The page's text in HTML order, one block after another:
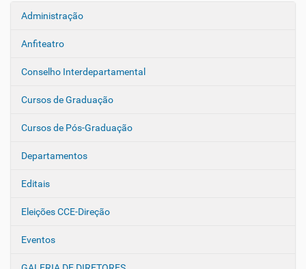
N
e
a
ç
o
Administração
Anfiteatro
Conselho Interdepartamental
Cursos de Graduação
Cursos de Pós-Graduação
Departamentos
Editais
Eleições CCE-Direção
Eventos